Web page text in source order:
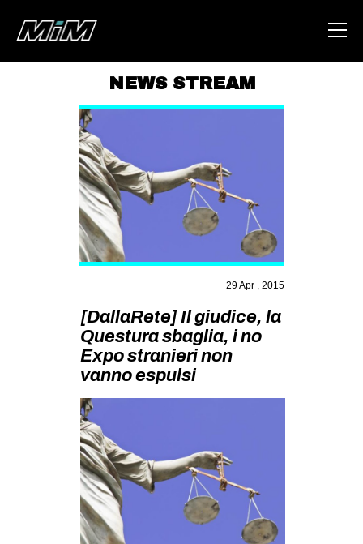
AREA
DEGENERAZIONE
GAZA FREESTYLE
STUDENTI TSUNAMI
ZAM
MILANO
MOBILITAZIONI
SPORT POPOLARE
MOVIMENTI
AMBIENTE
NEWS STREAM
29 Apr , 2015
[DallaRete] Il giudice, la
Questura sbaglia, i no
Expo stranieri non
vanno espulsi